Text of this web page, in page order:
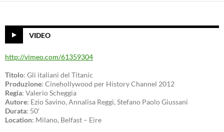
VIDEO
http://vimeo.com/61359304
Titolo: Gli italiani del Titanic
Produzione: Cinehollywood per History Channel 2012
Regia: Valerio Scheggia
Autore: Ezio Savino, Annalisa Reggi, Stefano Paolo Giussani
Durata: 50′
Location: Milano, Belfast – Eire